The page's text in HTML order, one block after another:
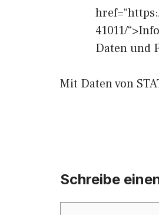
41011/
Daten und
Mit Daten von
Schreibe